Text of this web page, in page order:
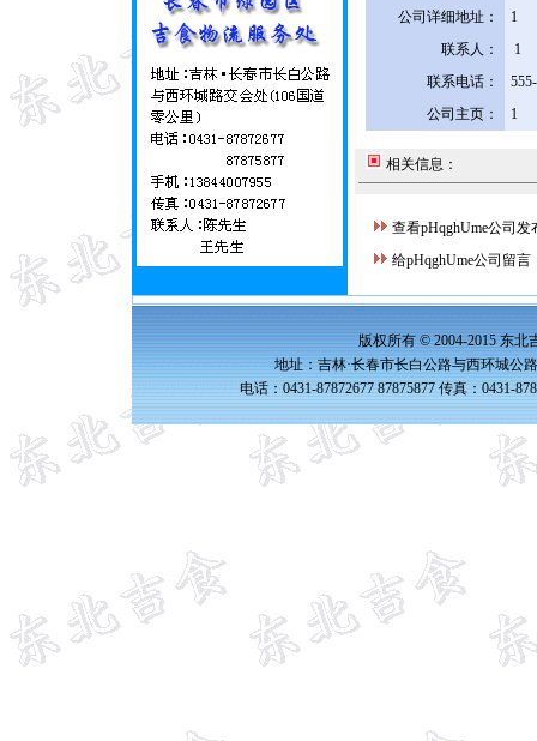
公司详细地址：
1
联系人：
1
联系电话：
公司主页：
1
相关信息：
查看pHqghUme公司发
给pHqghUme公司留言
版权所有 © 2004-2015 东北
地址：吉林·长春市长白公路与西环城公
电话：0431-87872677 87875877 传真：0431-